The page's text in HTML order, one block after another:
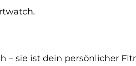
– sie ist dein persönlicher